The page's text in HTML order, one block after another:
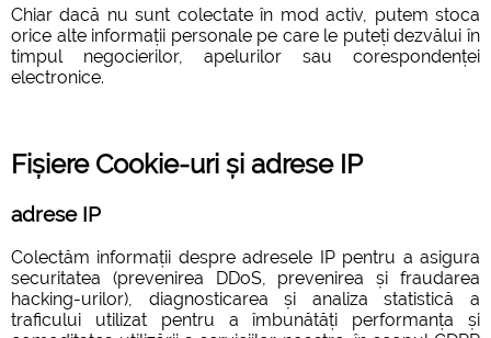
Chiar dacă nu sunt colectate în mod activ, putem stoca
orice alte informații personale pe care le puteți dezvălui în
timpul negocierilor, apelurilor sau corespondenței
electronice.
Fișiere Cookie-uri și adrese IP
adrese IP
Colectăm informații despre adresele IP pentru a asigura
securitatea (prevenirea DDoS, prevenirea și fraudarea
hacking-urilor), diagnosticarea și analiza statistică a
traficului utilizat pentru a îmbunătăți performanța și